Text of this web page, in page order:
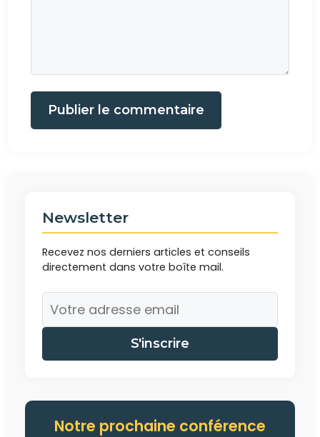
Publier le commentaire
Newsletter
Recevez nos derniers articles et conseils
directement dans votre boîte mail.
S'inscrire
Notre prochaine conférence